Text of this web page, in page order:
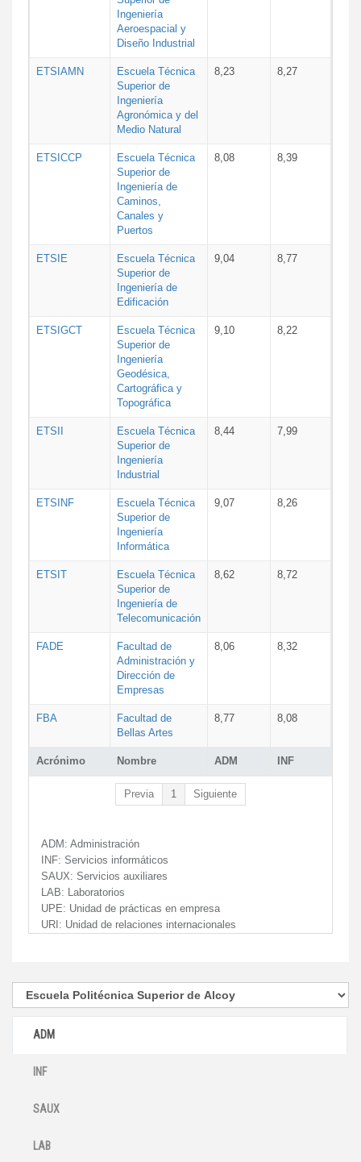
Acrónimo Nombre ADM INF
Ingeniería
Aeroespacial y
Diseño Industrial
ETSIAMN
Escuela Técnica
Superior de
Ingeniería
Agronómica y del
Medio Natural
8,23 8,27
ETSICCP
Escuela Técnica
Superior de
Ingeniería de
Caminos,
Canales y
Puertos
8,08 8,39
ETSIE
Escuela Técnica
Superior de
Ingeniería de
Edificación
9,04 8,77
ETSIGCT
Escuela Técnica
Superior de
Ingeniería
Geodésica,
Cartográfica y
Topográfica
9,10 8,22
ETSII
Escuela Técnica
Superior de
Ingeniería
Industrial
8,44 7,99
ETSINF
Escuela Técnica
Superior de
Ingeniería
Informática
9,07 8,26
ETSIT
Escuela Técnica
Superior de
Ingeniería de
Telecomunicación
8,62 8,72
FADE
Facultad de
Administración y
Dirección de
Empresas
8,06 8,32
FBA
Facultad de
Bellas Artes
8,77 8,08
Previa 1 Siguiente
ADM: Administración
INF: Servicios informáticos
SAUX: Servicios auxiliares
LAB: Laboratorios
UPE: Unidad de prácticas en empresa
URI: Unidad de relaciones internacionales
ADM
INF
SAUX
LAB